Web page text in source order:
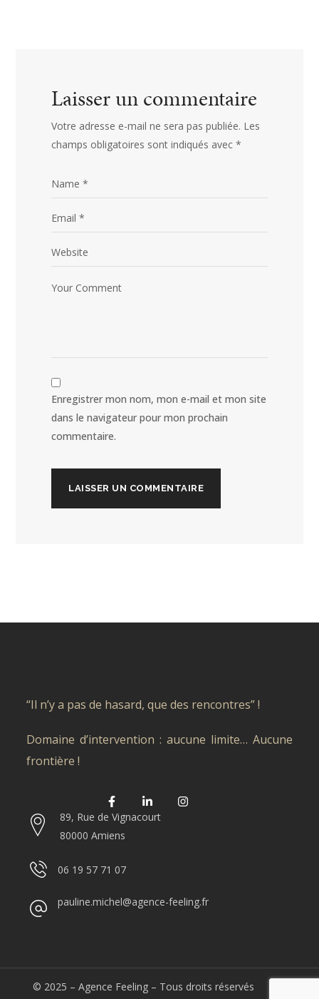
Laisser un commentaire
Votre adresse e-mail ne sera pas publiée. Les
champs obligatoires sont indiqués avec*
Enregistrer mon nom, mon e-mail et mon site
dans le navigateur pour mon prochain
commentaire.
“Il n’y a pas de hasard, que des rencontres” !
Domaine d’intervention : aucune limite… Aucune
frontière !
89, Rue de Vignacourt
80000 Amiens
06 19 57 71 07
pauline.michel@agence-feeling.fr
© 2025 – Agence Feeling – Tous droits réservés